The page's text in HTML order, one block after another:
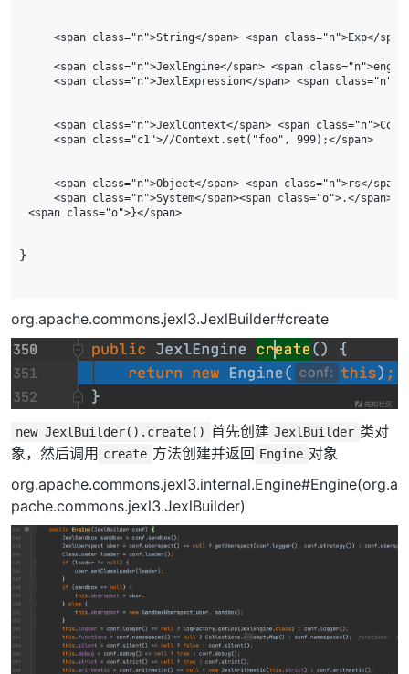
<span class="n">String</span> <span class="n">Exp</
<span class="n">JexlEngine</span> <span
<span class="n">JexlExpression</span> <span
<span class="n">JexlContext</span> <span
    <span class="c1">//Context.set("foo", 999);</span>
<span class="n">Object</span> <span class="n">rs</
<span class="n">System</span><span class="o">.</
}
org.apache.commons.jexl3.JexlBuilder#create
new JexlBuilder().create() 首先创建 JexlBuilder 类对
象，然后调用 create 方法创建并返回 Engine 对象
org.apache.commons.jexl3.internal.Engine#Engine(org.a
pache.commons.jexl3.JexlBuilder)